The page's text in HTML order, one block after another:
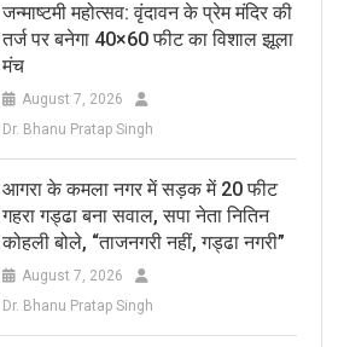
जन्माष्टमी महोत्सव: वृंदावन के प्रेम मंदिर की
तर्ज पर बनेगा 40×60 फीट का विशाल झूला
मंच
August 7, 2026
Dr. Bhanu Pratap Singh
आगरा के कमला नगर में सड़क में 20 फीट
गहरा गड्ढा बना सवाल, सपा नेता नितिन
कोहली बोले, “ताजनगरी नहीं, गड्ढा नगरी”
August 7, 2026
Dr. Bhanu Pratap Singh